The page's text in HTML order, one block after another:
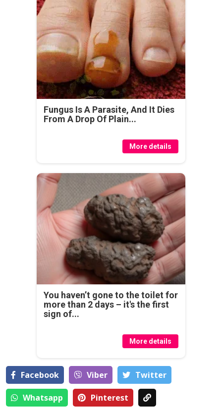
Fungus Is A Parasite, And It Dies
From A Drop Of Plain...
More details
You haven’t gone to the toilet for
more than 2 days – it's the first
sign of...
More details
Facebook Viber Тwitter
Whatsapp Pinterest